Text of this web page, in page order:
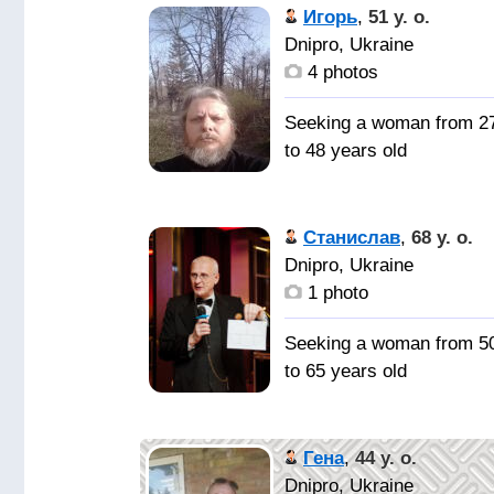
вещь, чтоб серьёзно над
ней задумываться. Но и
обесценивать её нельзя,
даётся один раз и
тратить её надо, только
жизни, с которой будет
взаимопонимание.
Игорь, 51 y. o.
Dnipro, Ukraine
4 photos
Seeking a woman from
to 48 years old
верный, преданный,
порядочный. Не спонсор
и в спонсорстве не
Кого
подругу,..........,
домашних животных
Cтанислав, 68 y. o.
Dnipro, Ukraine
1 photo
Seeking a woman from
to 65 years old
собеседника)
Гена,44 y. o.
Dnipro, Ukraine